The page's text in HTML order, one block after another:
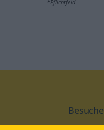
*Pflichtfeld